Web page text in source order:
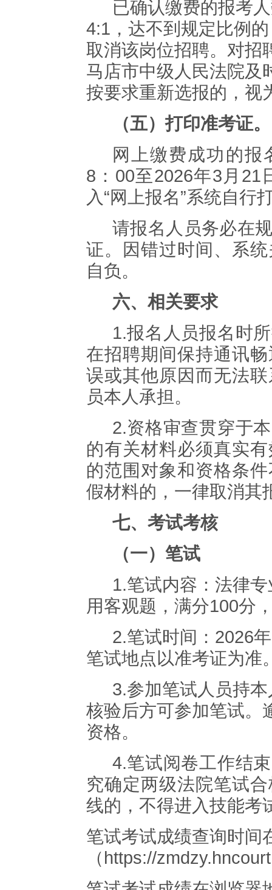
已确认缴费的报考
4:1，达不到规定比例
取消该岗位招聘。对招
马店市中级人民法院及
按要求重新选报的，视
（五）打印准考证。
网上缴费成功的报
8 ： 00至2026年3 月 21
入“网上报名”系统自行
请报名人员务必在
证。因错过时间、系
自负。
六、相关要求
1.报名人员报名时
在招聘期间保持通讯
误或其他原因而无法
员本人承担。
2.资格审查贯穿于
的有关材料必须真实
的范围对象和资格条
假材料的，一律取消其
七、考试考核
（一）笔试
1.笔试内容： 法律
用客观题，满分100分
2.笔试时间： 2026年
笔试地点以准考证为准
3.参加笔试人员持
核验后方可参加笔试。
资格。
4.笔试阅卷工作结
究确定两级法院笔试
线的，不得进入技能考
笔试考试成绩查询时间
（https://